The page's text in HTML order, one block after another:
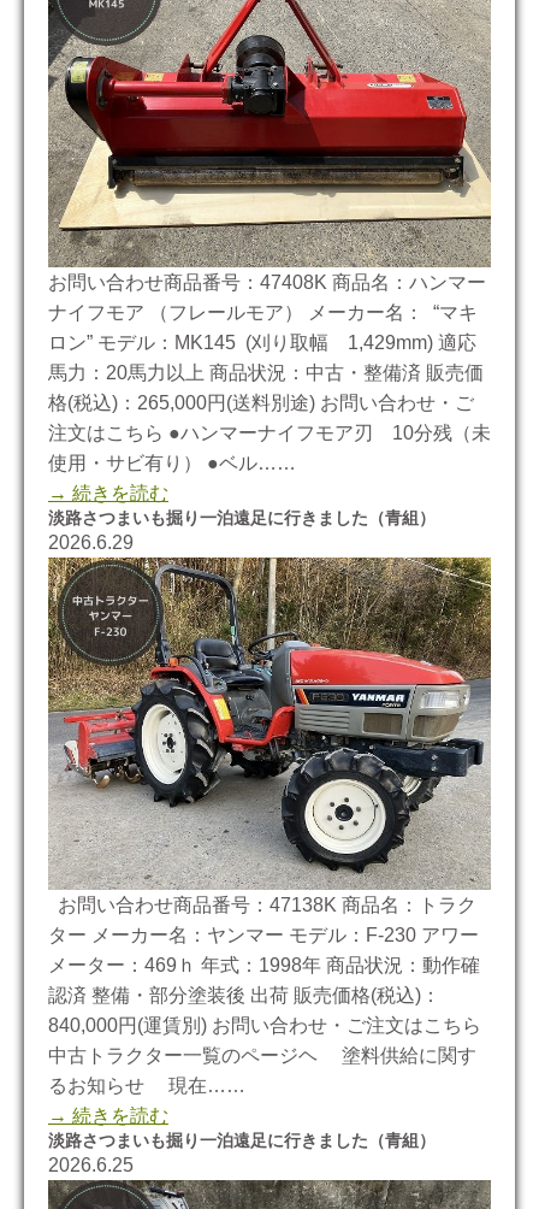
お問い合わせ商品番号：47408K 商品名：ハンマー
ナイフモア （フレールモア） メーカー名： “マキ
ロン” モデル：MK145 (刈り取幅 1,429mm) 適応
馬力：20馬力以上 商品状況：中古・整備済 販売価
格(税込)：265,000円(送料別途) お問い合わせ・ご
注文はこちら ●ハンマーナイフモア刃 10分残（未
使用・サビ有り） ●ベル……
→ 続きを読む
淡路さつまいも掘り一泊遠足に行きました（青組）
2026.6.29
お問い合わせ商品番号：47138K 商品名：トラク
ター メーカー名：ヤンマー モデル：F-230 アワー
メーター：469ｈ 年式：1998年 商品状況：動作確
認済 整備・部分塗装後 出荷 販売価格(税込)：
840,000円(運賃別) お問い合わせ・ご注文はこちら
中古トラクター一覧のページヘ 塗料供給に関す
るお知らせ 現在……
→ 続きを読む
淡路さつまいも掘り一泊遠足に行きました（青組）
2026.6.25